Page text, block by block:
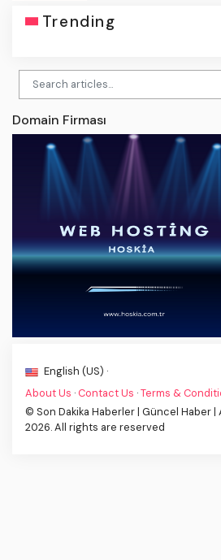
Trending
Domain Firması
English (US) ·
About Us · Contact Us ·Terms &
© Son Dakika Haberler | Güncel Haber |
2026. All rights are reserved